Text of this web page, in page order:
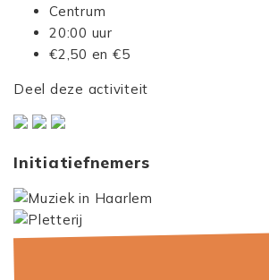
Centrum
20:00 uur
€2,50 en €5
Deel deze activiteit
Initiatiefnemers